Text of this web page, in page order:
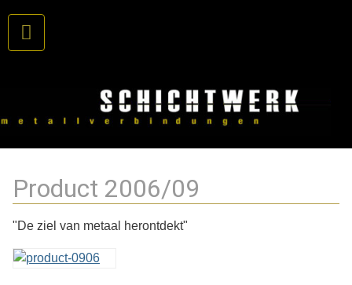
Product 2006/09
"De ziel van metaal herontdekt"